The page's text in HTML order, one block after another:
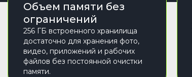
Объем памяти без
ограничений
256 ГБ встроенного хранилища
достаточно для хранения фото,
видео, приложений и рабочих
файлов без постоянной очистки
памяти.